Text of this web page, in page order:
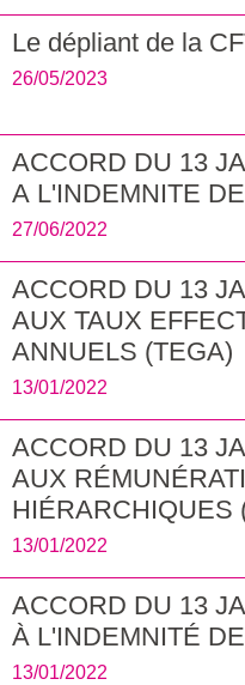
Le dépliant de la
26/05/2023
ACCORD DU 13
A L'INDEMNITE
27/06/2022
ACCORD DU 13
AUX TAUX
ANNUELS (TEGA)
13/01/2022
ACCORD DU 13
AUX
HIÉRARCHIQUES
13/01/2022
ACCORD DU 13
À L'INDEMNITÉ
13/01/2022